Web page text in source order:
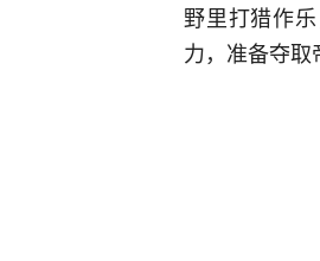
野里打猎作
力，准备夺取